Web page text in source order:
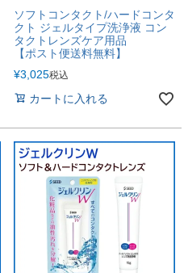
ソフトコンタクト/ハードコンタ
クト ジェルタイプ洗浄液 コン
タクトレンズケア用品
【ポスト便送料無料】
¥3,025税込
カートに入れる